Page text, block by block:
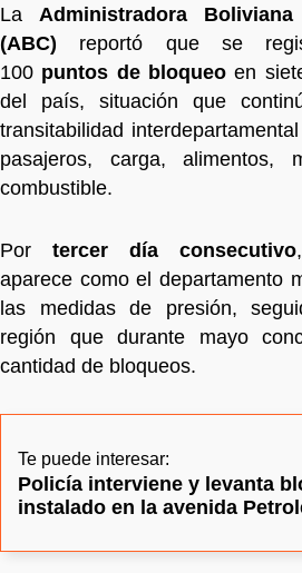
La Administradora
(ABC) reportó que se
100 puntos de bloqueo en
del país, situación que
transitabilidad
pasajeros, carga, alimentos,
combustible.
Por tercer día consecutivo
aparece como el departamento
las medidas de presión,
región que durante mayo
cantidad de bloqueos.
Te puede interesar:
Policía interviene y levanta
instalado en la avenida